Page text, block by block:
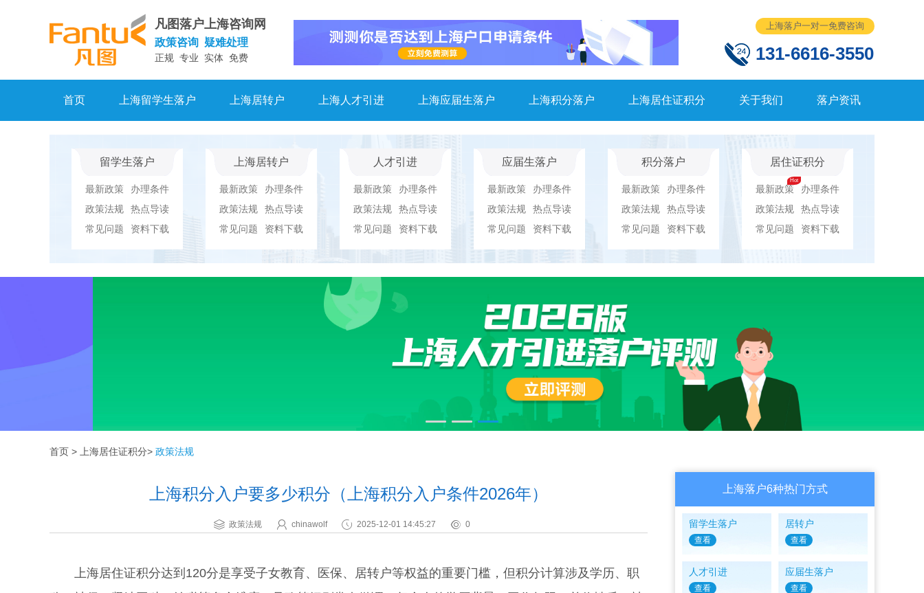
凡图落户上海咨询网
政策咨询 疑难处理
正规 专业 实体 免费
上海落户一对一免费咨询
131-6616-3550
首页 上海留学生落户 上海居转户 上海人才引进 上海应届生落户 上海积分落户 上海居住证积分 关于我们 落户资讯
留学生落户
最新政策
办理条件
政策法规
热点导读
常见问题
资料下载
上海居转户
最新政策
办理条件
政策法规
热点导读
常见问题
资料下载
人才引进
最新政策
办理条件
政策法规
热点导读
常见问题
资料下载
应届生落户
最新政策
办理条件
政策法规
热点导读
常见问题
资料下载
积分落户
最新政策
办理条件
政策法规
热点导读
常见问题
资料下载
居住证积分
最新政策
办理条件
政策法规
热点导读
常见问题
资料下载
首页 > 上海居住证积分> 政策法规
上海积分入户要多少积分（上海积分入户条件2026年）
政策法规 chinawolf 2025-12-01 14:45:27 0
上海居住证积分达到120分是享受子女教育、医保、居转户等权益的重要门槛，但积分计算涉及学历、职
上海落户6种热门方式
留学生落户
查看
居转户
查看
人才引进
查看
应届生落户
查看